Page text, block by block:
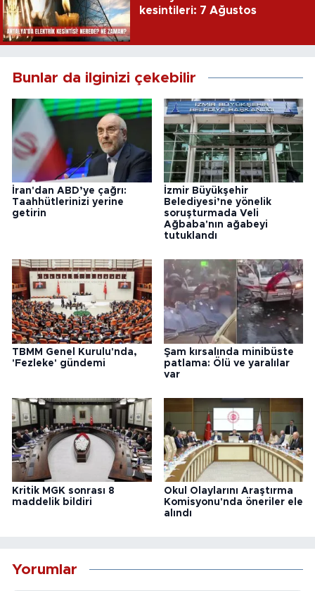
kesintileri: 7 Ağustos
Bunlar da ilginizi çekebilir
İran'dan ABD’ye çağrı:
Taahhütlerinizi yerine
getirin
İzmir Büyükşehir
Belediyesi’ne yönelik
soruşturmada Veli
Ağbaba'nın ağabeyi
tutuklandı
TBMM Genel Kurulu'nda,
'Fezleke' gündemi
Şam kırsalında minibüste
patlama: Ölü ve yaralılar
var
Kritik MGK sonrası 8
maddelik bildiri
Okul Olaylarını Araştırma
Komisyonu'nda öneriler ele
alındı
Yorumlar